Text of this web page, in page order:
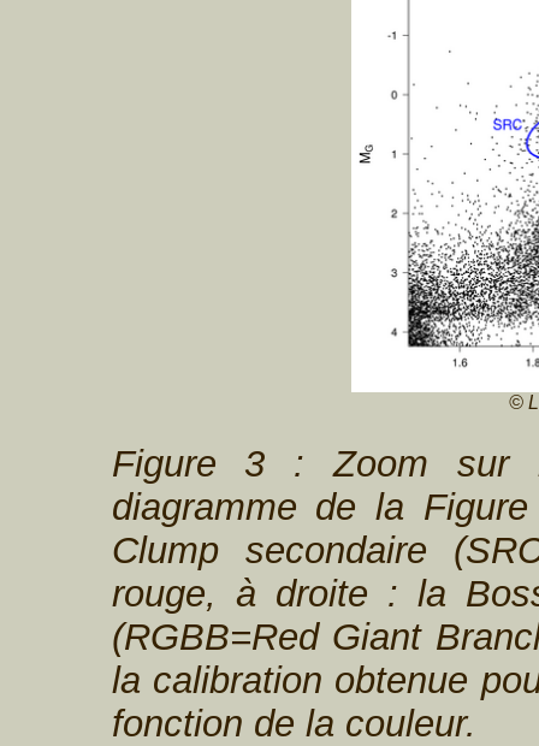
©
Figure 3 : Zoom sur
diagramme de la
Clump secondaire
rouge, à droite : la
(RGBB=Red Giant
la calibration obtenue
fonction de la couleur.